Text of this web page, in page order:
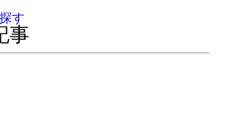
す
事